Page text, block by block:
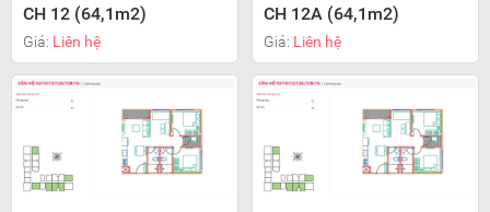
CH 12 (64,1m2)
Giá: Liên hệ
CH 12A (64,1m2)
Giá: Liên hệ